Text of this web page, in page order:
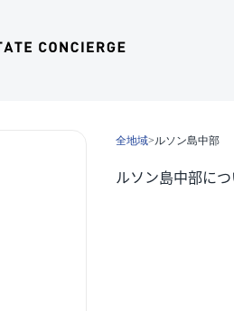
全地域>ルソン島中部
ルソン島中部に